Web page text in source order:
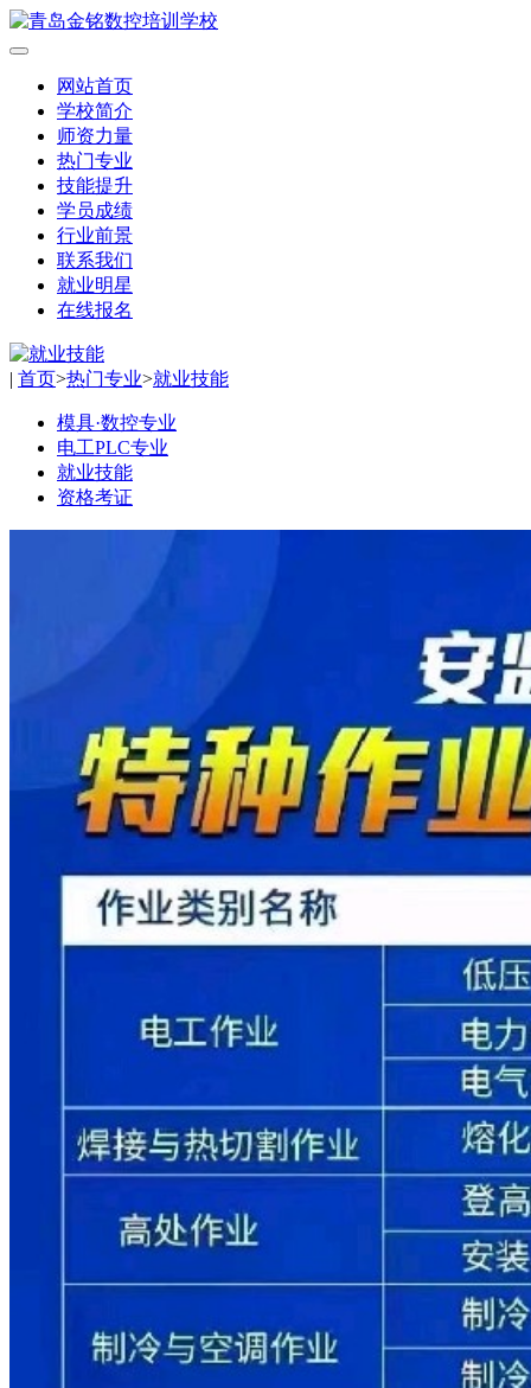
网站首页
学校简介
师资力量
热门专业
技能提升
学员成绩
行业前景
联系我们
就业明星
在线报名
| 首页>热门专业>就业技能
模具·数控专业
电工PLC专业
就业技能
资格考证